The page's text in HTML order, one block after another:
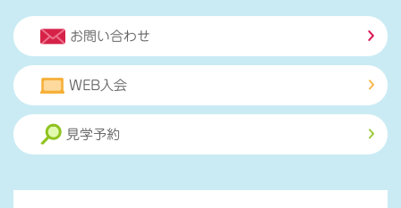
お問い合わせ
WEB入会
見学予約